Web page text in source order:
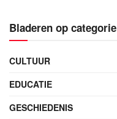
Bladeren op categorie
CULTUUR
EDUCATIE
GESCHIEDENIS